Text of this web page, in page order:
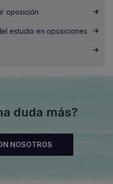
oposición
estudio en oposiciones
duda más?
NOSOTROS